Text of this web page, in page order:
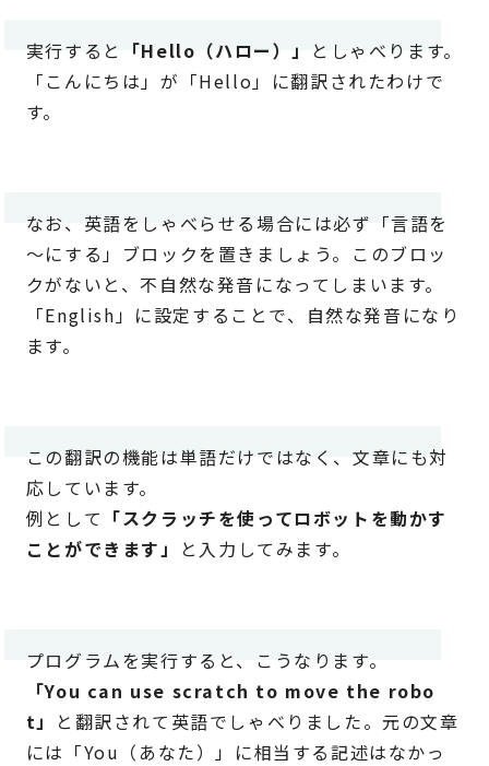
実行すると 「Hello（ハロー）」
としゃべります。
「こんにちは」が「Hello」に翻訳されたわけで
す。
なお、英語をしゃべらせる場合には必ず「言語を
～にする」ブロックを置きましょう。このブロッ
クがないと、不自然な発音になってしまいます。
「English」に設定することで、自然な発音になり
ます。
この翻訳の機能は単語だけではなく、文章にも対
応しています。
例として 「スクラッチを使ってロボットを動かす
ことができます」
と入力してみます。
プログラムを実行すると、こうなります。
「You can use scratch to move the robo
t」
と翻訳されて英語でしゃべりました。元の文章
には「You（あなた）」に相当する記述はなかっ